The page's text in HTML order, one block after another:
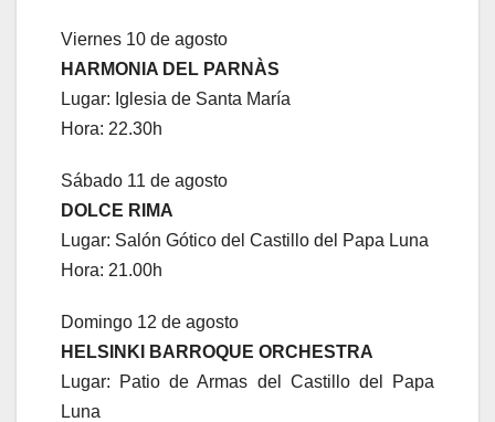
Viernes 10 de agosto
HARMONIA DEL PARNÀS
Lugar: Iglesia de Santa María
Hora: 22.30h
Sábado 11 de agosto
DOLCE RIMA
Lugar: Salón Gótico del Castillo del Papa Luna
Hora: 21.00h
Domingo 12 de agosto
HELSINKI BARROQUE ORCHESTRA
Lugar: Patio de Armas del Castillo del Papa
Luna